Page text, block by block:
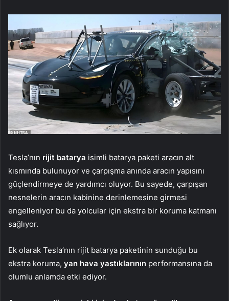
Tesla’nın rijit batarya isimli batarya paketi aracın alt
kısmında bulunuyor ve çarpışma anında aracın yapısını
güçlendirmeye de yardımcı oluyor. Bu sayede, çarpışan
nesnelerin aracın kabinine derinlemesine girmesi
engelleniyor bu da yolcular için ekstra bir koruma katmanı
sağlıyor.
Ek olarak Tesla’nın rijit batarya paketinin sunduğu bu
ekstra koruma, yan hava yastıklarının performansına da
olumlu anlamda etki ediyor.